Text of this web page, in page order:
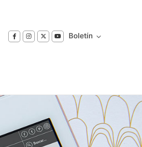
Boletín
nuestro boletín
sobre los temas de